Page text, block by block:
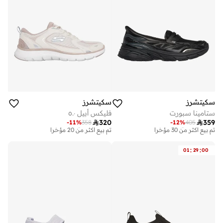
سكيتشرز
ستامينا سبورت
359
405
-12%
توصيل مجاني
تم بيع أكثر من 30 مؤخرا
توصيل مجاني
سكيتشرز
فليكس أبيل ٥.٠
320
358
-11%
توصيل مجاني
تم بيع أكثر من 20 مؤخرا
توصيل مجاني
01: 29:00